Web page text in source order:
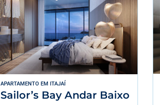
APARTAMENTO EM ITAJAÍ
Sailor’s Bay Andar Baixo